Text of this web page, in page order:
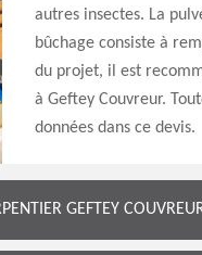
autres insectes. La
bûchage consiste à
du projet, il est
à Geftey Couvreur.
données dans ce devis.
GEFTEY